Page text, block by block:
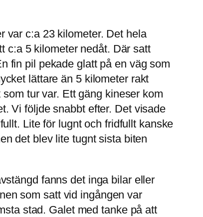
var c:a 23 kilometer. Det hela
c:a 5 kilometer nedåt. Där satt
fin pil pekade glatt på en väg som
lättare än 5 kilometer rakt
tur var. Ett gäng kineser kom
Vi följde snabbt efter. Det visade
Lite för lugnt och fridfullt kanske
det blev lite tugnt sista biten
fanns det inga bilar eller
som satt vid ingången var
stad. Galet med tanke på att